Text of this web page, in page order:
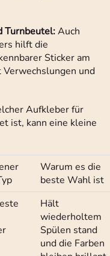
Turnbeutel:Auch
hilft die
Sticker am
und
Aufkleber für
ist, kann eine kleine
Warum es die
beste Wahl ist
Hält
wiederholtem
Spülen stand
und die Farben